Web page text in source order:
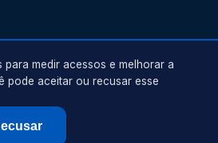
. Todos os direitos reservados.
medir acessos e melhorar a
pode aceitar ou recusar esse